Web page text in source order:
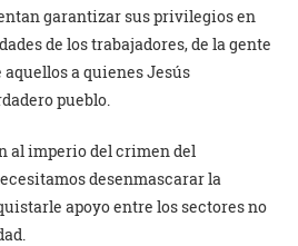
garantizar sus privilegios en
de los trabajadores, de la gente
a quienes Jesús
pueblo.
al imperio del crimen del
desenmascarar la
apoyo entre los sectores no